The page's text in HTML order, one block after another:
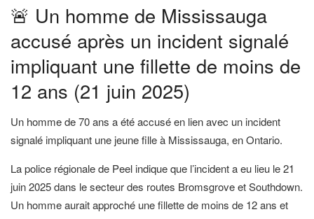
🚨 Un homme de Mississauga
accusé après un incident signalé
impliquant une fillette de moins de
12 ans (21 juin 2025)
Un homme de 70 ans a été accusé en lien avec un incident
signalé impliquant une jeune fille à Mississauga, en Ontario.
La police régionale de Peel indique que l’incident a eu lieu le 21
juin 2025 dans le secteur des routes Bromsgrove et Southdown.
Un homme aurait approché une fillette de moins de 12 ans et